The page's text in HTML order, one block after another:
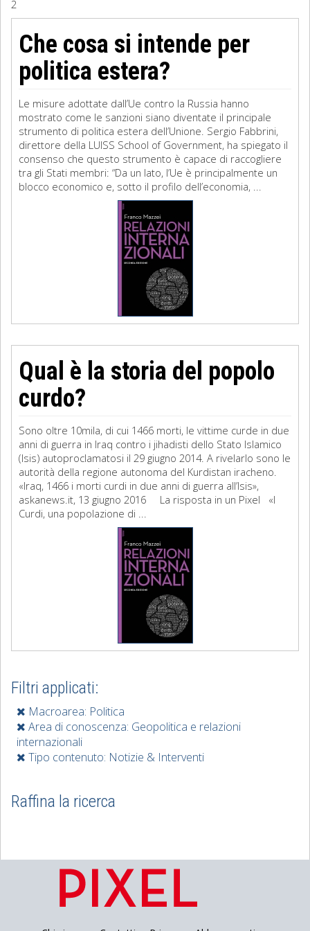
Filosofia
Storia
Matematica
Diritto
2
Che cosa si intende per
politica estera?
Le misure adottate dall’Ue contro la Russia hanno
mostrato come le sanzioni siano diventate il principale
strumento di politica estera dell’Unione. Sergio Fabbrini,
direttore della LUISS School of Government, ha spiegato il
consenso che questo strumento è capace di raccogliere
tra gli Stati membri: “Da un lato, l’Ue è principalmente un
blocco economico e, sotto il profilo dell’economia, ...
Qual è la storia del popolo
curdo?
Sono oltre 10mila, di cui 1466 morti, le vittime curde in due
anni di guerra in Iraq contro i jihadisti dello Stato Islamico
(Isis) autoproclamatosi il 29 giugno 2014. A rivelarlo sono le
autorità della regione autonoma del Kurdistan iracheno.
«Iraq, 1466 i morti curdi in due anni di guerra all’Isis»,
askanews.it, 13 giugno 2016 La risposta in un Pixel «I
Curdi, una popolazione di ...
Filtri applicati:
Macroarea: Politica
Area di conoscenza: Geopolitica e relazioni
internazionali
Tipo contenuto: Notizie & Interventi
Raffina la ricerca